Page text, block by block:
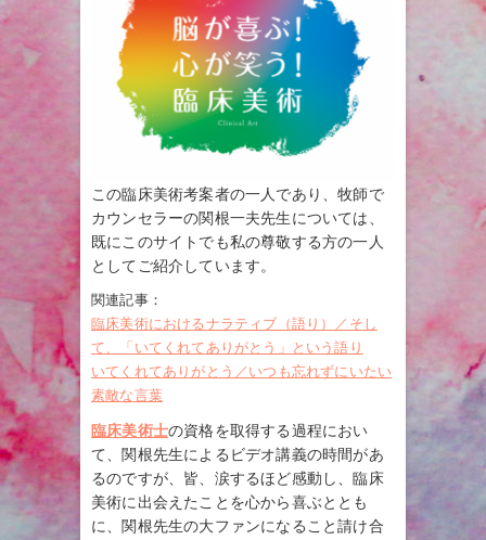
この臨床美術考案者の一人であり、牧師で
カウンセラーの関根一夫先生については、
既にこのサイトでも私の尊敬する方の一人
としてご紹介しています。
関連記事：
臨床美術におけるナラティブ（語り）／そし
て、「いてくれてありがとう」という語り
いてくれてありがとう／いつも忘れずにいたい
素敵な言葉
臨床美術士の資格を取得する過程におい
て、関根先生によるビデオ講義の時間があ
るのですが、皆、涙するほど感動し、臨床
美術に出会えたことを心から喜ぶととも
に、関根先生の大ファンになること請け合